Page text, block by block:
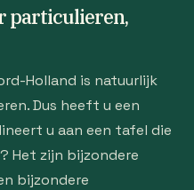
particulieren,
Holland is natuurlijk
Dus heeft u een
u aan een tafel die
Het zijn bijzondere
bijzondere